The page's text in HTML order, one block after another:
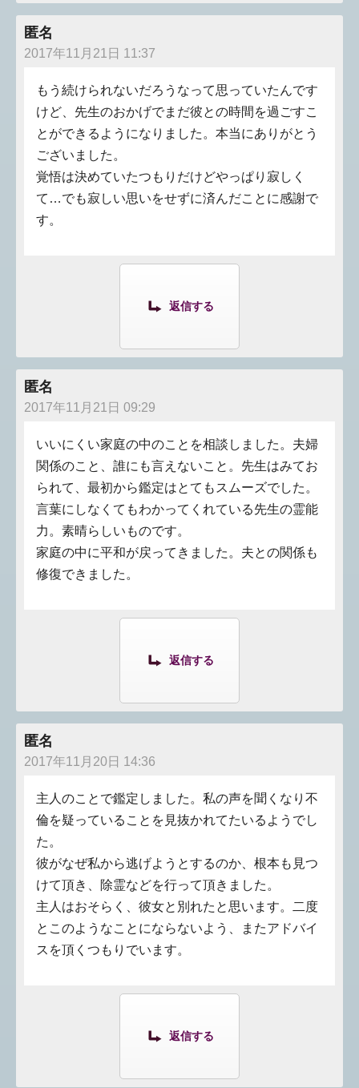
匿名
2017年11月21日 11:37
もう続けられないだろうなって思っていたんです
けど、先生のおかげでまだ彼との時間を過ごすこ
とができるようになりました。本当にありがとう
ございました。
覚悟は決めていたつもりだけどやっぱり寂しく
て…でも寂しい思いをせずに済んだことに感謝で
す。
返信する
匿名
2017年11月21日 09:29
いいにくい家庭の中のことを相談しました。夫婦
関係のこと、誰にも言えないこと。先生はみてお
られて、最初から鑑定はとてもスムーズでした。
言葉にしなくてもわかってくれている先生の霊能
力。素晴らしいものです。
家庭の中に平和が戻ってきました。夫との関係も
修復できました。
返信する
匿名
2017年11月20日 14:36
主人のことで鑑定しました。私の声を聞くなり不
倫を疑っていることを見抜かれてたいるようでし
た。
彼がなぜ私から逃げようとするのか、根本も見つ
けて頂き、除霊などを行って頂きました。
主人はおそらく、彼女と別れたと思います。二度
とこのようなことにならないよう、またアドバイ
スを頂くつもりでいます。
返信する